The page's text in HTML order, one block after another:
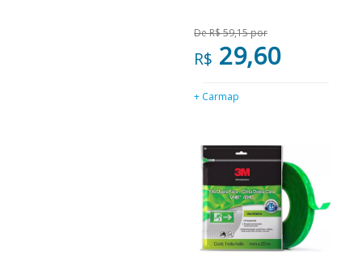
De R$ 59,15 por
R$ 29,60
+ Carmap